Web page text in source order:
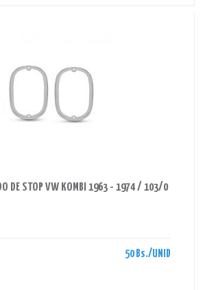
DE STOP VW KOMBI 1963 - 1974 / 103/0
50 Bs./UNID